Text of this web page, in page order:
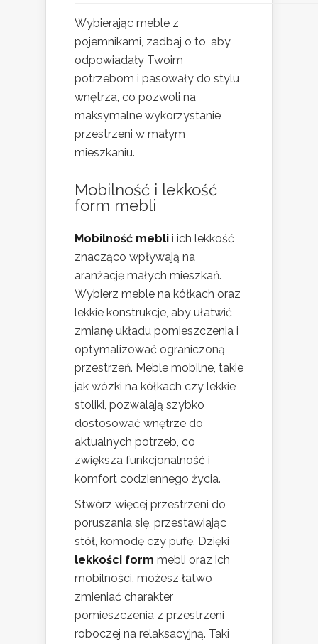
Wybierając meble z
pojemnikami, zadbaj o to, aby
odpowiadały Twoim
potrzebom i pasowały do stylu
wnętrza, co pozwoli na
maksymalne wykorzystanie
przestrzeni w małym
mieszkaniu.
Mobilność i lekkość
form mebli
Mobilność mebli i ich lekkość
znacząco wpływają na
aranżację małych mieszkań.
Wybierz meble na kółkach oraz
lekkie konstrukcje, aby ułatwić
zmianę układu pomieszczenia i
optymalizować ograniczoną
przestrzeń. Meble mobilne, takie
jak wózki na kółkach czy lekkie
stoliki, pozwalają szybko
dostosować wnętrze do
aktualnych potrzeb, co
zwiększa funkcjonalność i
komfort codziennego życia.
Stwórz więcej przestrzeni do
poruszania się, przestawiając
stół, komodę czy pufę. Dzięki
lekkości form mebli oraz ich
mobilności, możesz łatwo
zmieniać charakter
pomieszczenia z przestrzeni
roboczej na relaksacyjną. Taki